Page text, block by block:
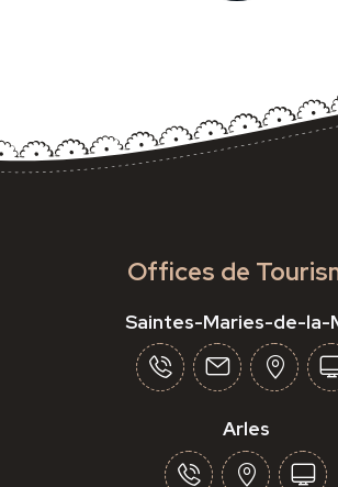
Offices de
Saintes-Maries-de-la-
Arles